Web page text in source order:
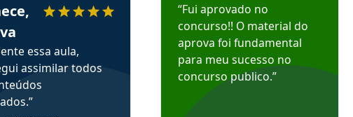
essa aula,
assimilar todos
“Fui aprovado no
concurso!! O material do
aprova foi fundamental
para meu sucesso no
concurso publico.”